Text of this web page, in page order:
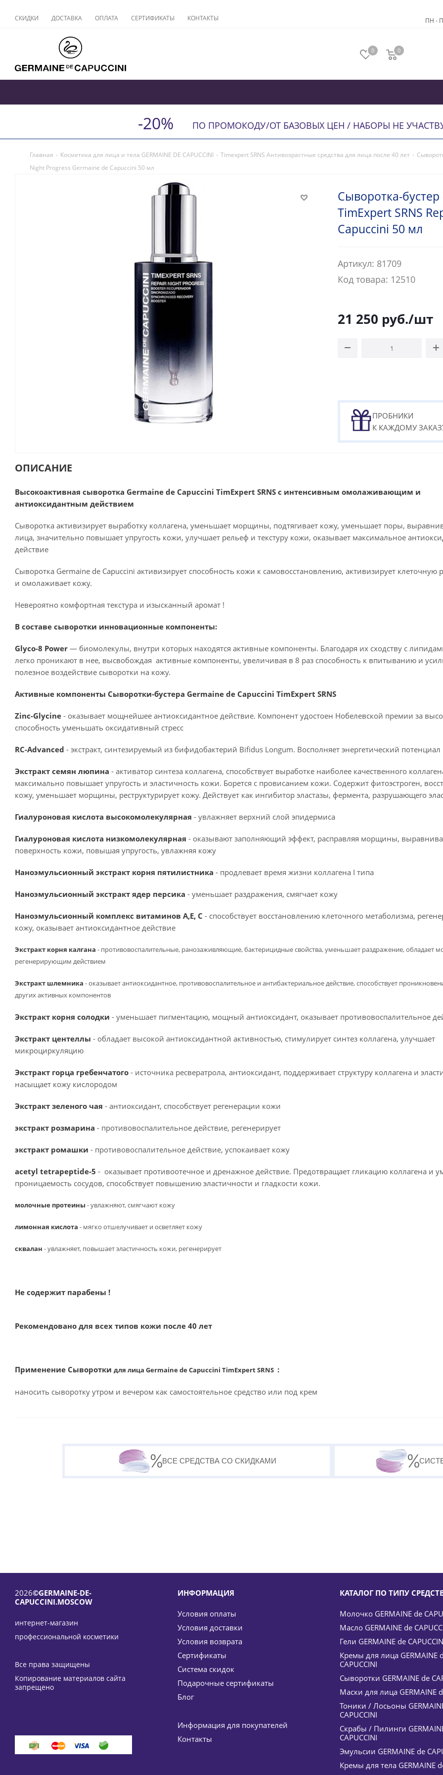
СКИДКИ ДОСТАВКА ОПЛАТА СЕРТИФИКАТЫ КОНТАКТЫ ПН -
0 0
-20% ПО ПРОМОКОДУ/ОТ БАЗОВЫХ ЦЕН / НАБОРЫ НЕ
Главная - Косметика для лица и тела GERMAINE DE CAPUCCINI - Timexpert SRNS Антивозрастные средства для лица после 40 лет -
Night Progress Germaine de Capuccini 50 мл
Сыворотка-
TimExpert SRNS
Capuccini 50 мл
Артикул: 81709
Код товара: 12510
21 250 руб./шт
ПРОБНИКИ
К КАЖДОМУ
ОПИСАНИЕ
Высокоактивная сыворотка Germaine de Capuccini TimExpert SRNS с интенсивным омолаживающим и
антиоксидантным действием
Сыворотка активизирует выработку коллагена, уменьшает морщины, подтягивает кожу, уменьшает поры,
лица, значительно повышает упругость кожи, улучшает рельеф и текстуру кожи, оказывает максимальное
действие
Сыворотка Germaine de Capuccini активизирует способность кожи к самовосстановлению, активизирует клеточную
и омолаживает кожу.
Невероятно комфортная текстура и изысканный аромат !
В составе сыворотки инновационные компоненты:
Glyco-8 Power — биомолекулы, внутри которых находятся активные компоненты. Благодаря их сходству с
легко проникают в нее, высвобождая активные компоненты, увеличивая в 8 раз способность к впитыванию и
полезное воздействие сыворотки на кожу.
Активные компоненты Сыворотки-бустера Germaine de Capuccini TimExpert SRNS
Zinc-Glycine - оказывает мощнейшее антиоксидантное действие. Компонент удостоен Нобелевской премии за
способность уменьшать оксидативный стресс
RC-Advanced - экстракт, синтезируемый из бифидобактерий Bifidus Longum. Восполняет энергетический
Экстракт семян люпина - активатор синтеза коллагена, способствует выработке наиболее качественного
максимально повышает упругость и эластичность кожи. Борется с провисанием кожи. Содержит фитоэстроген,
кожу, уменьшает морщины, реструктурирует кожу. Действует как ингибитор эластазы, фермента, разрушающего
Гиалуроновая кислота высокомолекулярная - увлажняет верхний слой эпидермиса
Гиалуроновая кислота низкомолекулярная - оказывают заполняющий эффект, расправляя морщины,
поверхность кожи, повышая упругость, увлажняя кожу
Наноэмульсионный экстракт корня пятилистника - продлевает время жизни коллагена I типа
Наноэмульсионный экстракт ядер персика - уменьшает раздражения, смягчает кожу
Наноэмульсионный комплекс витаминов А,Е, С - способствует восстановлению клеточного метаболизма,
кожу, оказывает антиоксидантное действие
Экстракт корня калгана - противовоспалительные, ранозаживляющие, бактерицидные свойства, уменьшает раздражение, обладает
регенерирующим действием
Экстракт шлемника - оказывает антиоксидантное, противовоспалительное и антибактериальное действие, способствует
других активных компонентов
Экстракт корня солодки - уменьшает пигментацию, мощный антиоксидант, оказывает противовоспалительное
Экстракт центеллы - обладает высокой антиоксидантной активностью, стимулирует синтез коллагена, улучшает
микроциркуляцию
Экстракт горца гребенчатого - источника ресвератрола, антиоксидант, поддерживает структуру коллагена и
насыщает кожу кислородом
Экстракт зеленого чая - антиоксидант, способствует регенерации кожи
экстракт розмарина - противовоспалительное действие, регенерирует
экстракт ромашки - противовоспалительное действие, успокаивает кожу
acetyl tetrapeptide-5 - оказывает противоотечное и дренажное действие. Предотвращает гликацию коллагена и
проницаемость сосудов, способствует повышению эластичности и гладкости кожи.
молочные протеины - увлажняют, смягчают кожу
лимонная кислота - мягко отшелучивает и осветляет кожу
сквалан - увлажняет, повышает эластичность кожи, регенерирует
Не содержит парабены !
Рекомендовано для всех типов кожи после 40 лет
Применение Сыворотки для лица Germaine de Capuccini TimExpert SRNS :
наносить сыворотку утром и вечером как самостоятельное средство или под крем
ВСЕ СРЕДСТВА СО СКИДКАМИ
Крем антивозрастной 40+ Премьер Timexpert Premier для нормальной и комбинированной кожи Fine
28 390руб.
руб.
2026©GERMAINE-DE-
CAPUCCINI.MOSCOW
интернет-магазин
профессиональной косметики
Все права защищены
Копирование материалов сайта
запрещено
ИНФОРМАЦИЯ
Условия оплаты
Условия доставки
Условия возврата
Сертификаты
Система скидок
Подарочные сертификаты
Блог
Информация для покупателей
Контакты
КАТАЛОГ ПО ТИПУ
Молочко GERMAINE de
Масло GERMAINE de
Гели GERMAINE de
Кремы для лица GERMAINE
CAPUCCINI
Сыворотки GERMAINE de
Маски для лица GERMAINE
Тоники / Лосьоны
CAPUCCINI
Скрабы / Пилинги
CAPUCCINI
Эмульсии GERMAINE de
Кремы для тела GERMAINE